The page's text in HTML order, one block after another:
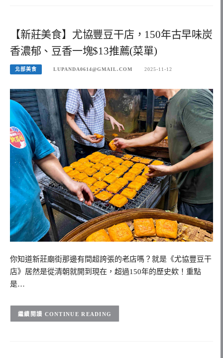
【新莊美食】尤協豐豆干店，150年古早味炭
香濃郁、豆香一塊$13推薦(菜單)
北部美食 LUPANDA0614@GMAIL.COM 2025-11-12
你知道新莊廟街那邊有間超誇張的老店嗎？就是《尤協豐豆干
店》居然是從清朝就開到現在，超過150年的歷史欸！重點
是…
CONTINUE READING